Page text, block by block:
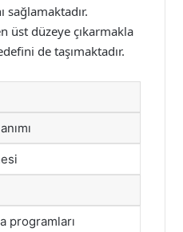
sağlamaktadır.
üst düzeye çıkarmakla
de taşımaktadır.
programları